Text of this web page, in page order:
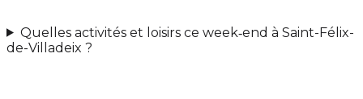
Quelles activités et loisirs ce week‑end à Saint-Félix-
de-Villadeix ?